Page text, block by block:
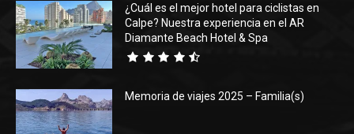
¿Cuál es el mejor hotel para ciclistas en
Calpe? Nuestra experiencia en el AR
Diamante Beach Hotel & Spa
Memoria de viajes 2025 – Familia(s)